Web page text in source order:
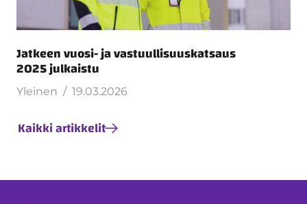
Jatkeen vuosi- ja vastuullisuuskatsaus
2025 julkaistu
Yleinen 19.03.2026
Kaikki artikkelit